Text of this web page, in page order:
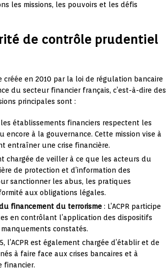
les missions, les pouvoirs et les défis
de contrôle prudentiel
en 2010 par la loi de régulation bancaire
du secteur financier français, c’est-à-dire des
principales sont :
les établissements financiers respectent les
à la gouvernance. Cette mission vise à
entraîner une crise financière.
chargée de veiller à ce que les acteurs du
de protection et d’information des
sanctionner les abus, les pratiques
aux obligations légales.
financement du terrorisme : L’ACPR participe
en contrôlant l’application des dispositifs
constatés.
l’ACPR est également chargée d’établir et de
à faire face aux crises bancaires et à
financier.